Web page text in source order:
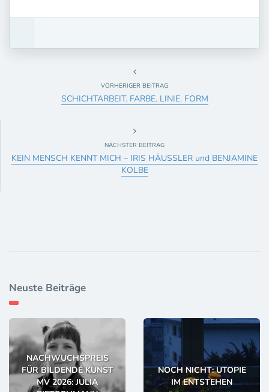
VORHERIGER BEITRAG
SCHICHTARBEIT. FARBE. LINIE. FORM
NÄCHSTER BEITRAG
KEIN MENSCH KENNT MICH – IRIS HÄUSSLER und BENJAMINE
KOLBE
Neuste Beiträge
NACHWUCHSPREIS
FÜR BILDENDE KUNST
MV 2026: JULIA
NOCH NICHT: UTOPIE
IM ENTSTEHEN